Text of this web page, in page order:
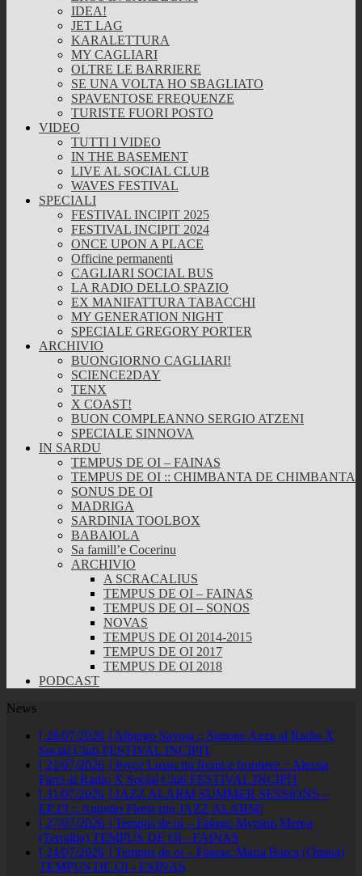
IDEA!
JET LAG
KARALETTURA
MY CAGLIARI
OLTRE LE BARRIERE
SE UNA VOLTA HO SBAGLIATO
SPAVENTOSE FREQUENZE
TURISTE FUORI POSTO
VIDEO
TUTTI I VIDEO
IN THE BASEMENT
LIVE AL SOCIAL CLUB
WAVES FESTIVAL
SPECIALI
FESTIVAL INCIPIT 2025
FESTIVAL INCIPIT 2024
ONCE UPON A PLACE
Officine permanenti
CAGLIARI SOCIAL BUS
LA RADIO DELLO SPAZIO
EX MANIFATTURA TABACCHI
MY GENERATION NIGHT
SPECIALE GREGORY PORTER
ARCHIVIO
BUONGIORNO CAGLIARI!
SCIENCE2DAY
TENX
X COAST!
BUON COMPLEANNO SERGIO ATZENI
SPECIALE SINNOVA
IN SARDU
TEMPUS DE OI – FAINAS
TEMPUS DE OI :: CHIMBANTA DE CHIMBANTA
SONUS DE OI
MADRIGA
SARDINIA TOOLBOX
BABAIOLA
Sa famill’e Cocerinu
ARCHIVIO
A SCRACALIUS
TEMPUS DE OI – FAINAS
TEMPUS DE OI – SONOS
NOVAS
TEMPUS DE OI 2014-2015
TEMPUS DE OI 2017
TEMPUS DE OI 2018
PODCAST
News
[ 28/07/2026 ] Albergo Savoia :: Simone Azzu al Radio X
Social Club FESTIVAL INCIPIT
[ 21/07/2026 ] Joyce Lussu tra fronti e frontiere :: Alessia
Farci al Radio X Social Club FESTIVAL INCIPIT
[ 31/07/2026 ] JAZZ ALARM SUMMER SESSIONS –
EP.19 :: Antonio Floris trio JAZZ ALARM!
[ 27/07/2026 ] Tempus de oi – Fainas: Myriam Mereu
(Terralba) TEMPUS DE OI - FAINAS
[ 24/07/2026 ] Tempus de oi – Fainas: Maria Barca (Ottana)
TEMPUS DE OI - FAINAS